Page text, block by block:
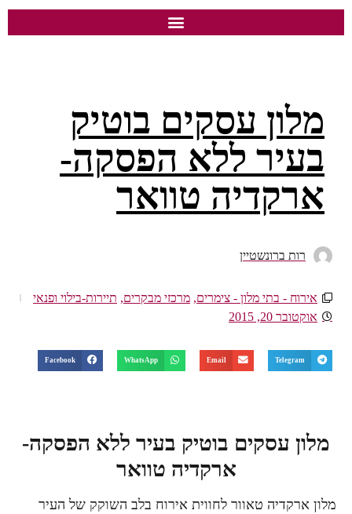
מלון עסקים בוטיק
בעיר ללא הפסקה-
ארקדיה טוואר
רות ברונשטיין
אירוח - בתי מלון - צימרים,מרכזי מבקרים,תיירות-בילוי ופנאי
אוקטובר 20, 2015
Telegram
Email
WhatsApp
Facebook
מלון עסקים בוטיק בעיר ללא הפסקה-
ארקדיה טוואר
מלון ארקדיה טאוור לחווית אירוח בלב השוקק של העיר